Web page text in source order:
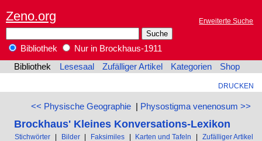
Zeno.org Erweiterte Suche
Bibliothek
Nur in Brockhaus-1911
Bibliothek
Lesesaal Zufälliger Artikel Kategorien Shop
DRUCKEN
<< Physische Geographie| Physostigma venenosum >>
Brockhaus' Kleines Konversations-Lexikon
Stichwörter | Bilder | Faksimiles | Karten und Tafeln | Zufälliger Artikel